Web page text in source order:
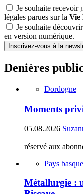
Je souhaite recevoir
légales parues sur la Vie
Je souhaite
en version numérique.
Inscrivez-vous à la
Denières
Dordogne
Moments
05.08.2026
réservé aux
Pays basque
Métallurgie :